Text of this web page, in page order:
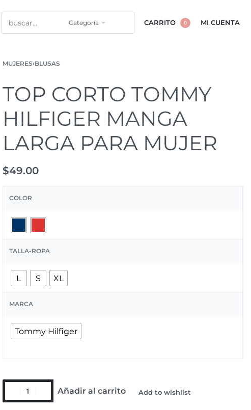
Categoría CARRITO 0 MI CUENTA
MUJERES›BLUSAS
TOP CORTO TOMMY
HILFIGER MANGA
LARGA PARA MUJER
$49.00
COLOR
TALLA-ROPA
L S XL
MARCA
Tommy Hilfiger
Añadir al carrito Add to wishlist